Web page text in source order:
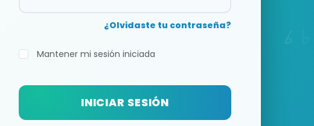
¿Olvidaste tu contraseña?
Mantener mi sesión iniciada
INICIAR SESIÓN